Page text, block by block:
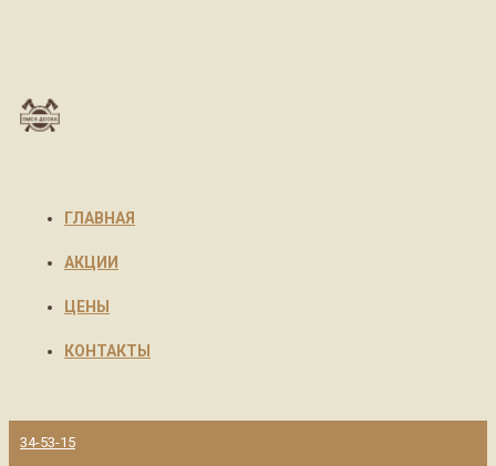
ГЛАВНАЯ
АКЦИИ
ЦЕНЫ
КОНТАКТЫ
34-53-15